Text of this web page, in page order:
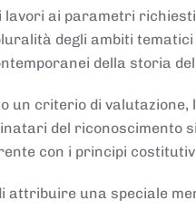
ai parametri
degli ambiti
della storia
un criterio di
del
con i principi
attribuire una speciale